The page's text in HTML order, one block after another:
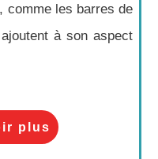
comme les barres de
à son aspect
plus